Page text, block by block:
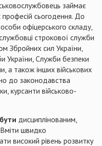
займає
сьогодення. До
офіцерського складу,
строкової служби
Збройних сил України,
України, Служби безпеки
а також інших військових
до законодавства
курсанти військово-
дисциплінованим,
швидко
високий рівень розвитку